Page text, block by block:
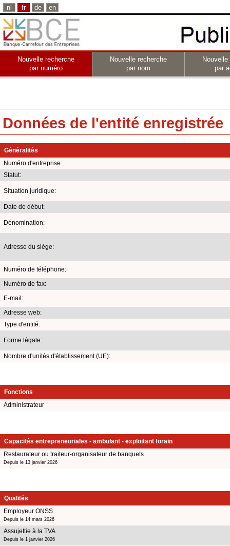
nl fr de en
Nouvelle recherche
par numéro
Nouvelle recherche
par nom
par
Données de l'entité enregistrée
Généralités
Numéro d'entreprise:
Statut:
Situation juridique:
Date de début:
Dénomination:
Adresse du siège:
Numéro de téléphone:
Numéro de fax:
E-mail:
Adresse web:
Type d'entité:
Forme légale:
Nombre d'unités d'établissement (UE):
Fonctions
Administrateur
Capacités entrepreneuriales - ambulant - exploitant forain
Restaurateur ou traiteur-organisateur de banquets
Depuis le 13 janvier 2026
Qualités
Employeur ONSS
Depuis le 14 mars 2026
Assujettie à la TVA
Depuis le 1 janvier 2026